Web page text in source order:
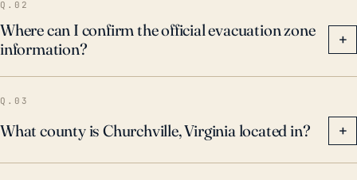
Q.02
Where can I confirm the official evacuation zone
information?
+
Q.03
What county is Churchville, Virginia located in? +